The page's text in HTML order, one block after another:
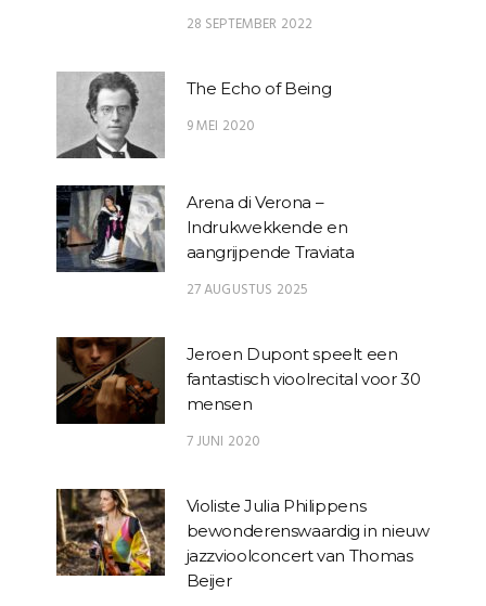
28 SEPTEMBER 2022
The Echo of Being
9 MEI 2020
Arena di Verona –
Indrukwekkende en
aangrijpende Traviata
27 AUGUSTUS 2025
Jeroen Dupont speelt een
fantastisch vioolrecital voor 30
mensen
7 JUNI 2020
Violiste Julia Philippens
bewonderenswaardig in nieuw
jazzvioolconcert van Thomas
Beijer